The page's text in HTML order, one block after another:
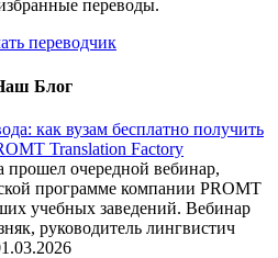
переводы.
Блог
как вузам бесплатно получить
Translation Factory
прошел очередной вебинар,
программе компании PROMT
учебных заведений. Вебинар
руководитель лингвистич